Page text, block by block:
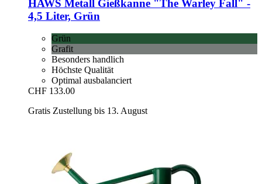
HAWS Metall Gießkanne "The Warley Fall" -​
4,5 Liter, Grün
Grün
Grafit
Besonders handlich
Höchste Qualität
Optimal ausbalanciert
CHF 133.00
Gratis Zustellung bis 13. August